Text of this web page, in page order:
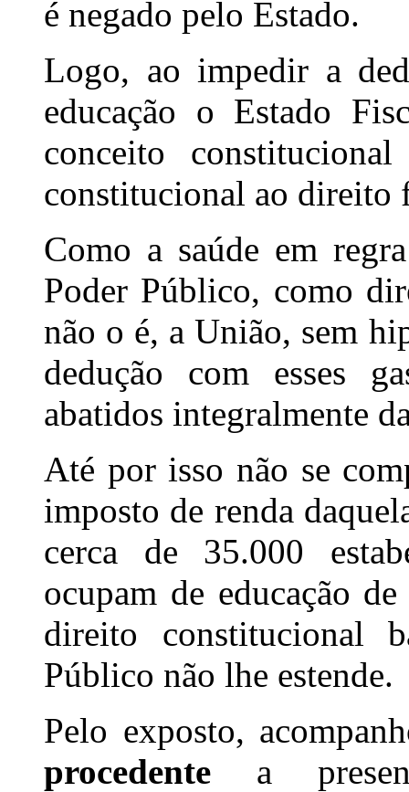
é negado pelo Estado.
Logo, ao impedir a
educação o Estado
conceito
constitucional ao direito
Como a saúde em
Poder Público, como
não o é, a União, sem
dedução com esses
abatidos integralmente
Até por isso não se
imposto de renda
cerca de 35.000
ocupam de educação
direito constitucional
Público não lhe estende.
Pelo exposto,
procedente a